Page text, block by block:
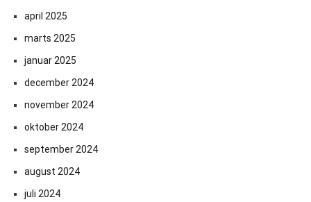
april 2025
marts 2025
januar 2025
december 2024
november 2024
oktober 2024
september 2024
august 2024
juli 2024